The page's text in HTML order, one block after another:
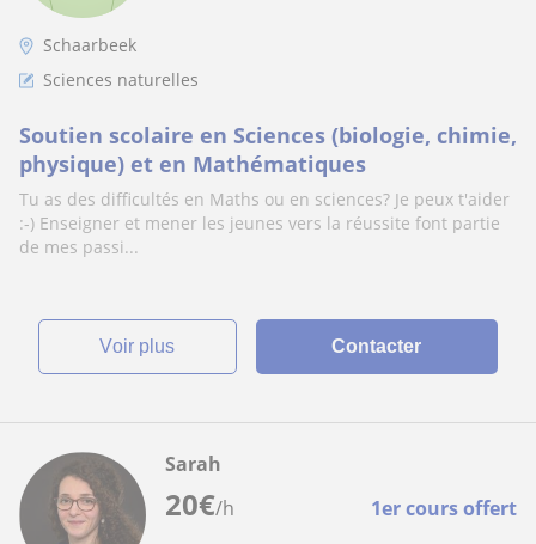
Schaarbeek
Sciences naturelles
Soutien scolaire en Sciences (biologie, chimie,
physique) et en Mathématiques
Tu as des difficultés en Maths ou en sciences? Je peux t'aider
:-) Enseigner et mener les jeunes vers la réussite font partie
de mes passi...
voir plus Contacter
20€/h 1er cours offert
Sarah